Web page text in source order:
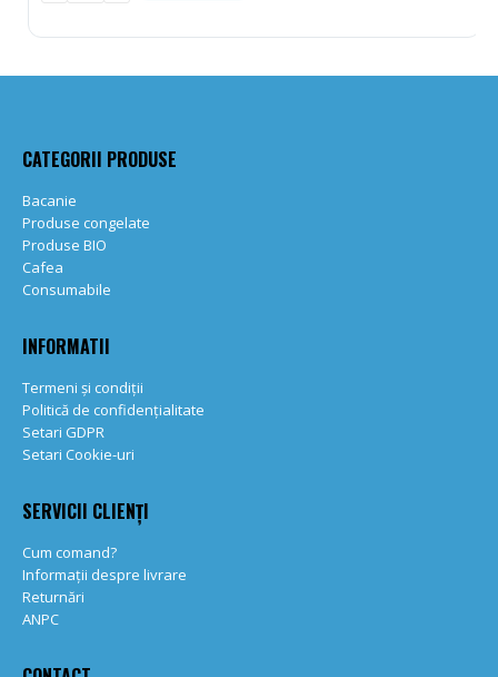
CATEGORII PRODUSE
Bacanie
Produse congelate
Produse BIO
Cafea
Consumabile
INFORMATII
Termeni și condiții
Politică de confidențialitate
Setari GDPR
Setari Cookie-uri
SERVICII CLIENȚI
Cum comand?
Informații despre livrare
Returnări
ANPC